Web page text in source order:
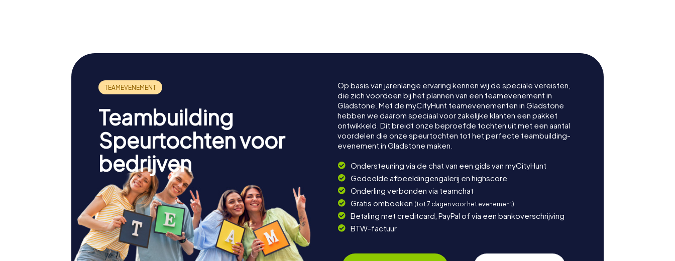
Teambuilding
Speurtochten voor
bedrijven
Op basis van jarenlange ervaring kennen wij de speciale vereisten,
die zich voordoen bij het plannen van een teamevenement in
Gladstone. Met de myCityHunt teamevenementen in Gladstone
hebben we daarom speciaal voor zakelijke klanten een pakket
ontwikkeld. Dit breidt onze beproefde tochten uit met een aantal
voordelen die onze speurtochten tot het perfecte teambuilding-
evenement in Gladstone maken.
Ondersteuning via de chat van een gids van myCityHunt
Gedeelde afbeeldingengalerij en highscore
Onderling verbonden via teamchat
Gratis omboeken (tot 7 dagen voor het evenement)
Betaling met creditcard, PayPal of via een bankoverschrijving
BTW-factuur